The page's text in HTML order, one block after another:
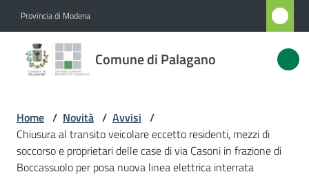
Provincia di Modena
Comune di Palagano
Comune
di
Amministrazione
Home / Novità / Avvisi /
Chiusura al transito veicolare eccetto residenti, mezzi di
soccorso e proprietari delle case di via Casoni in frazione di
Boccassuolo per posa nuova linea elettrica interrata